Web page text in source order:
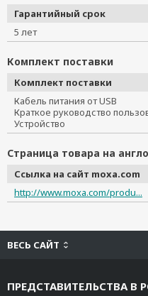
Гарантийный срок
5 лет
Комплект поставки
Комплект поставки
Кабель питания от USB
Краткое руководство
Устройство
Страница товара на
Ссылка на сайт moxa.com
http://www.moxa.com/produ...
ВЕСЬ САЙТ
ПРЕДСТАВИТЕЛЬСТВА В